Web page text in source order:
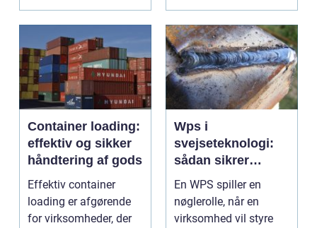
Container loading:
effektiv og sikker
håndtering af gods
Effektiv container
loading er afgørende
for virksomheder, der
Wps i
svejseteknologi:
sådan sikrer
virksomheder
kvalitet og
sporbarhed
En WPS spiller en
nøglerolle, når en
virksomhed vil styre